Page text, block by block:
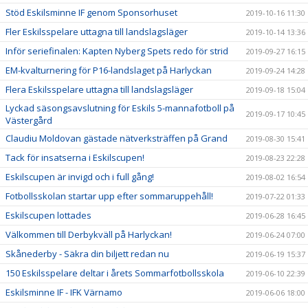
Stöd Eskilsminne IF genom Sponsorhuset 2019-10-16 11:30
Fler Eskilsspelare uttagna till landslagsläger 2019-10-14 13:36
Inför seriefinalen: Kapten Nyberg Spets redo för strid 2019-09-27 16:15
EM-kvalturnering för P16-landslaget på Harlyckan 2019-09-24 14:28
Flera Eskilsspelare uttagna till landslagsläger 2019-09-18 15:04
Lyckad säsongsavslutning för Eskils 5-mannafotboll på
Västergård
2019-09-17 10:45
Claudiu Moldovan gästade nätverksträffen på Grand 2019-08-30 15:41
Tack för insatserna i Eskilscupen! 2019-08-23 22:28
Eskilscupen är invigd och i full gång! 2019-08-02 16:54
Fotbollsskolan startar upp efter sommaruppehåll! 2019-07-22 01:33
Eskilscupen lottades 2019-06-28 16:45
Välkommen till Derbykväll på Harlyckan! 2019-06-24 07:00
Skånederby - Säkra din biljett redan nu 2019-06-19 15:37
150 Eskilsspelare deltar i årets Sommarfotbollsskola 2019-06-10 22:39
Eskilsminne IF - IFK Värnamo 2019-06-06 18:00